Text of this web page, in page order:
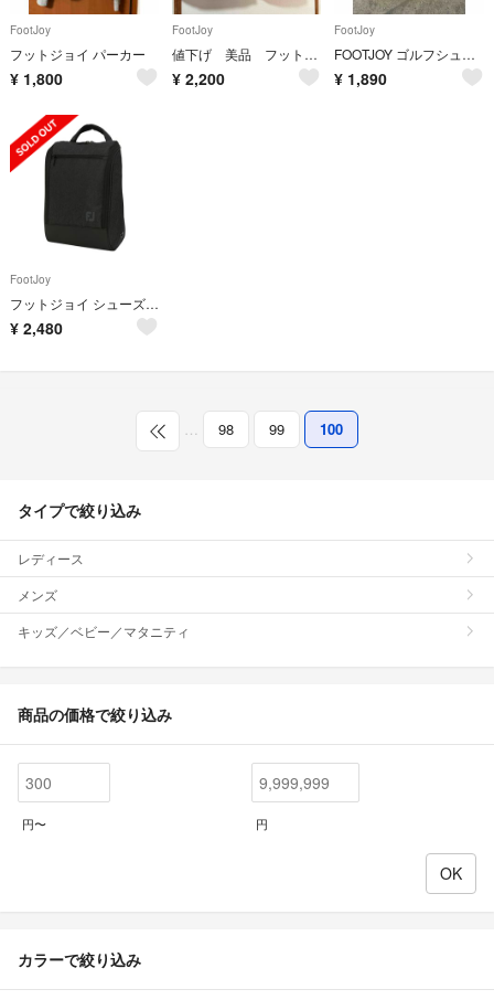
FootJoy
フットジョイ パーカー
¥ 1,800
FootJoy
値下げ 美品 フットジョイ ポロシャツ
¥ 2,200
FootJoy
FOOTJOY ゴルフシューズ レディース ダイヤル 25cm
¥ 1,890
FootJoy
フットジョイ シューズケース FJヘザーデラックスシューズバッグ チャコール
¥ 2,480
… 98 99 100
タイプで絞り込み
レディース
メンズ
キッズ／ベビー／マタニティ
商品の価格で絞り込み
円〜 円
カラーで絞り込み